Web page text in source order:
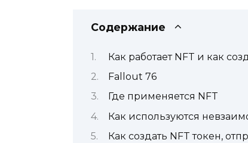
Содержание
Как работает NFT и как
Fallout 76
Где применяется NFT
Как используются
Как создать NFT токен,